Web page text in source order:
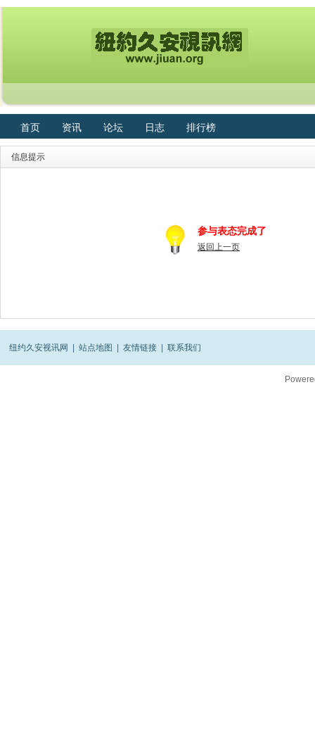
首页 资讯 论坛 日志 排行榜
信息提示
参与表态完成了
返回上一页
纽约久安视讯网 站点地图 友情链接 联系我们